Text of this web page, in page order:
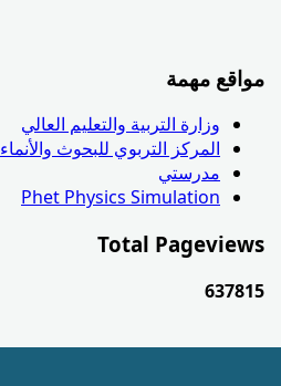
مواقع مهمة
وزارة التربية والتعليم العالي
المركز التربوي للبحوث والأنماء
مدرستي
Phet Physics Simulation
Total Pageviews
637815